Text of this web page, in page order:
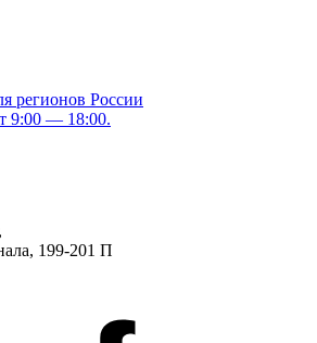
регионов России
9:00 — 18:00.
199-201 П